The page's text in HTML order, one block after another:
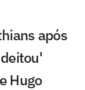
após
Hugo